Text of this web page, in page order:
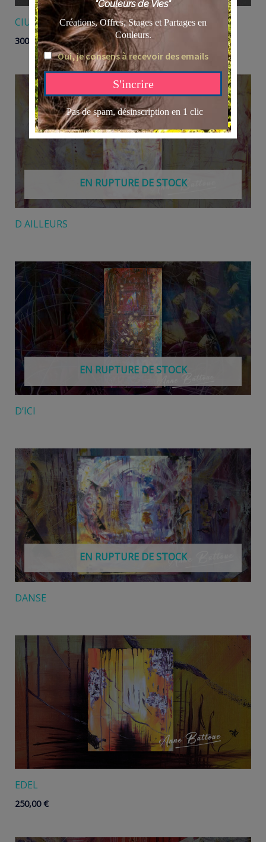
CIUDAD
300,00€
EN RUPTURE DE STOCK
D AILLEURS
EN RUPTURE DE STOCK
D’ICI
EN RUPTURE DE STOCK
DANSE
EDEL
250,00€